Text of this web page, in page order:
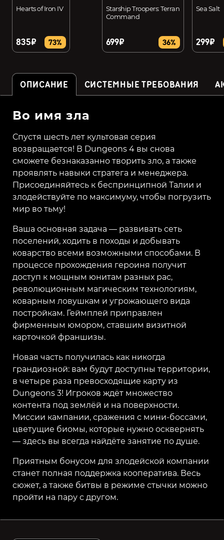
Hearts of Iron IV
835₽ 73%
Starship Troopers: Terran
Command
699₽ 36%
Sea Salt
299₽
ОПИСАНИЕ СИСТЕМНЫЕ ТРЕБОВАНИЯ
Во имя зла
Спустя шесть лет культовая серия
возвращается! В Dungeons 4 вы снова
сможете безнаказанно творить зло, а также
проявлять навыки стратега и менеджера.
Присоединяйтесь к беспринципной Талии и
злодействуйте по максимуму, чтобы погрузить
мир во тьму!
Ваша основная задача — развивать сеть
поселений, ходить в походы и добывать
коварство всеми возможными способами. В
процессе прохождения героиня получит
доступ к мощным юнитам разных рас,
революционным магическим технологиям,
коварным ловушкам и угрожающего вида
постройкам. Геймплей приправлен
фирменным юмором, ставшим визитной
карточкой франшизы.
Новая часть получилась как никогда
грандиозной: вам будут доступны территории,
в четыре раза превосходящие карту из
Dungeons 3! Игроков ждёт множество
контента под землёй и на поверхности.
Миссии кампании, сражения с мини-боссами,
цветущие биомы, которые нужно осквернять
— здесь вы всегда найдёте занятие по душе.
Приятным бонусом для злодейской компании
станет полная поддержка кооператива. Весь
сюжет, а также битвы в режиме стычки можно
пройти на пару с другом.